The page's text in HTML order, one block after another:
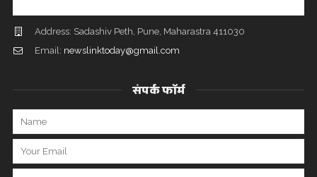
Address: Sadashiv Peth, Pune, Maharastra 411030
Email: newslinktoday@gmail.com
संपर्क फॉर्म